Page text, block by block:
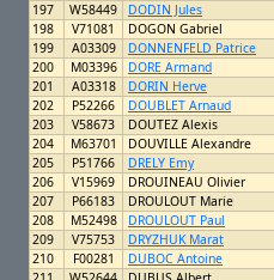
197
W58449 DODIN Jules
198
V71081 DOGON Gabriel
199
A03309 DONNENFELD Patrice
200
M03396 DORE Armand
201
A03318 DORIN Herve
202
P52266 DOUBLET Arnaud
203
V58673 DOUTEZ Alexis
204
M63701 DOUVILLE Alexandre
205
P51766 DRELY Emy
206
V15969 DROUINEAU Olivier
207
P66183 DROULOUT Marie
208
M52498 DROULOUT Paul
209
V75753 DRYZHUK Marat
210
F00281 DUBOC Antoine